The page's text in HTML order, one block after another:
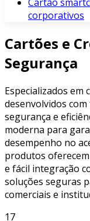
corporativos
Cartões e
Segurança
Especializados em
desenvolvidos
segurança e
moderna para
desempenho no
produtos
e fácil integração
soluções seguras
comerciais e
17